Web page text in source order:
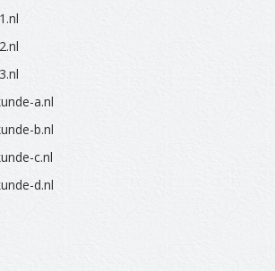
a.nl
b.nl
c.nl
d.nl